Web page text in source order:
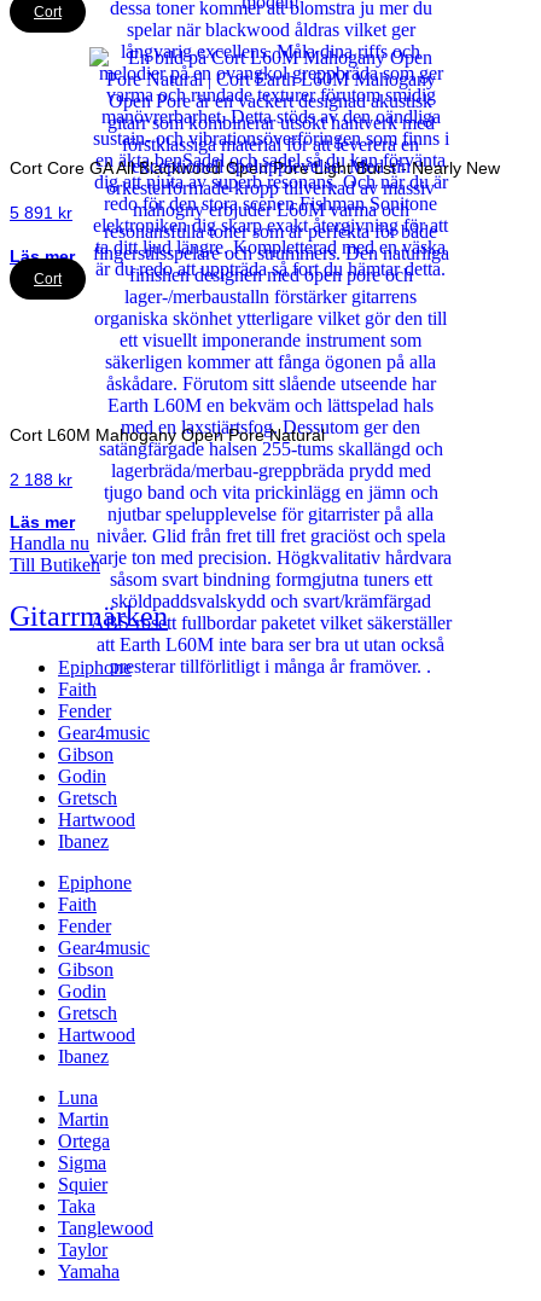
Cort
Cort Core GA All Blackwood Open Pore Light Burst - Nearly New
5 891 kr
Läs mer
Cort
Cort L60M Mahogany Open Pore Natural
2 188 kr
Läs mer
Handla nu
Till Butiken
Gitarrmärken
Epiphone
Faith
Fender
Gear4music
Gibson
Godin
Gretsch
Hartwood
Ibanez
Epiphone
Faith
Fender
Gear4music
Gibson
Godin
Gretsch
Hartwood
Ibanez
Luna
Martin
Ortega
Sigma
Squier
Taka
Tanglewood
Taylor
Yamaha